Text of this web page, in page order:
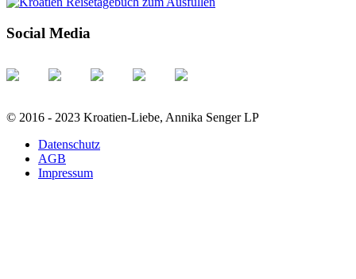
Social Media
© 2016 - 2023 Kroatien-Liebe, Annika Senger LP
Datenschutz
AGB
Impressum